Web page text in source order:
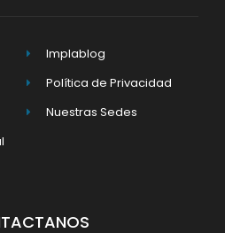
Implablog
Política de Privacidad
Nuestras Sedes